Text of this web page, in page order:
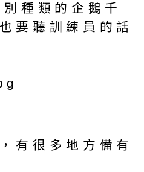
種類的企鵝千
要聽訓練員的話
有很多地方備有